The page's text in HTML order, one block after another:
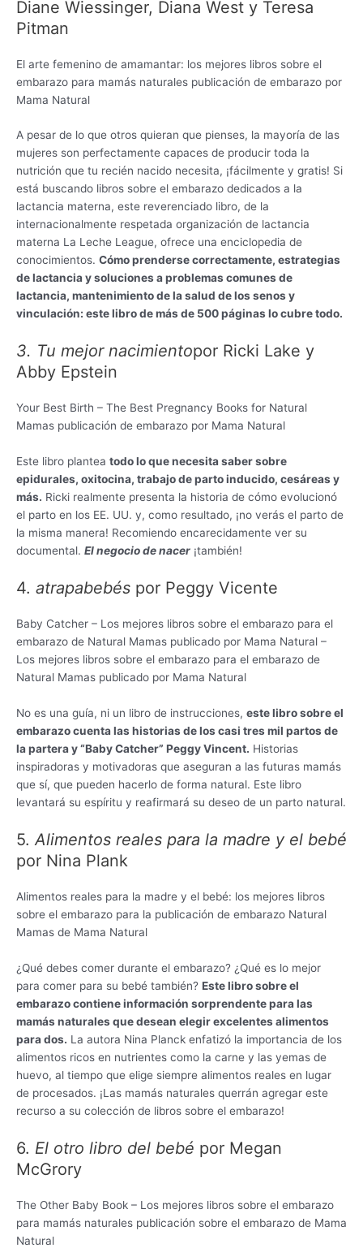
Diane Wiessinger, Diana West y Teresa
Pitman
El arte femenino de amamantar: los mejores libros sobre el
embarazo para mamás naturales publicación de embarazo por
Mama Natural
A pesar de lo que otros quieran que pienses, la mayoría de las
mujeres son perfectamente capaces de producir toda la
nutrición que tu recién nacido necesita, ¡fácilmente y gratis! Si
está buscando libros sobre el embarazo dedicados a la
lactancia materna, este reverenciado libro, de la
internacionalmente respetada organización de lactancia
materna La Leche League, ofrece una enciclopedia de
conocimientos. Cómo prenderse correctamente, estrategias
de lactancia y soluciones a problemas comunes de
lactancia, mantenimiento de la salud de los senos y
vinculación: este libro de más de 500 páginas lo cubre todo.
3. Tu mejor nacimientopor Ricki Lake y
Abby Epstein
Your Best Birth – The Best Pregnancy Books for Natural
Mamas publicación de embarazo por Mama Natural
Este libro plantea todo lo que necesita saber sobre
epidurales, oxitocina, trabajo de parto inducido, cesáreas y
más. Ricki realmente presenta la historia de cómo evolucionó
el parto en los EE. UU. y, como resultado, ¡no verás el parto de
la misma manera! Recomiendo encarecidamente ver su
documental. El negocio de nacer ¡también!
4. atrapabebés por Peggy Vicente
Baby Catcher – Los mejores libros sobre el embarazo para el
embarazo de Natural Mamas publicado por Mama Natural –
Los mejores libros sobre el embarazo para el embarazo de
Natural Mamas publicado por Mama Natural
No es una guía, ni un libro de instrucciones, este libro sobre el
embarazo cuenta las historias de los casi tres mil partos de
la partera y “Baby Catcher” Peggy Vincent. Historias
inspiradoras y motivadoras que aseguran a las futuras mamás
que sí, que pueden hacerlo de forma natural. Este libro
levantará su espíritu y reafirmará su deseo de un parto natural.
5.Alimentos reales para la madre y el bebé
por Nina Plank
Alimentos reales para la madre y el bebé: los mejores libros
sobre el embarazo para la publicación de embarazo Natural
Mamas de Mama Natural
¿Qué debes comer durante el embarazo? ¿Qué es lo mejor
para comer para su bebé también? Este libro sobre el
embarazo contiene información sorprendente para las
mamás naturales que desean elegir excelentes alimentos
para dos. La autora Nina Planck enfatizó la importancia de los
alimentos ricos en nutrientes como la carne y las yemas de
huevo, al tiempo que elige siempre alimentos reales en lugar
de procesados. ¡Las mamás naturales querrán agregar este
recurso a su colección de libros sobre el embarazo!
6. El otro libro del bebé por Megan
McGrory
The Other Baby Book – Los mejores libros sobre el embarazo
para mamás naturales publicación sobre el embarazo de Mama
Natural